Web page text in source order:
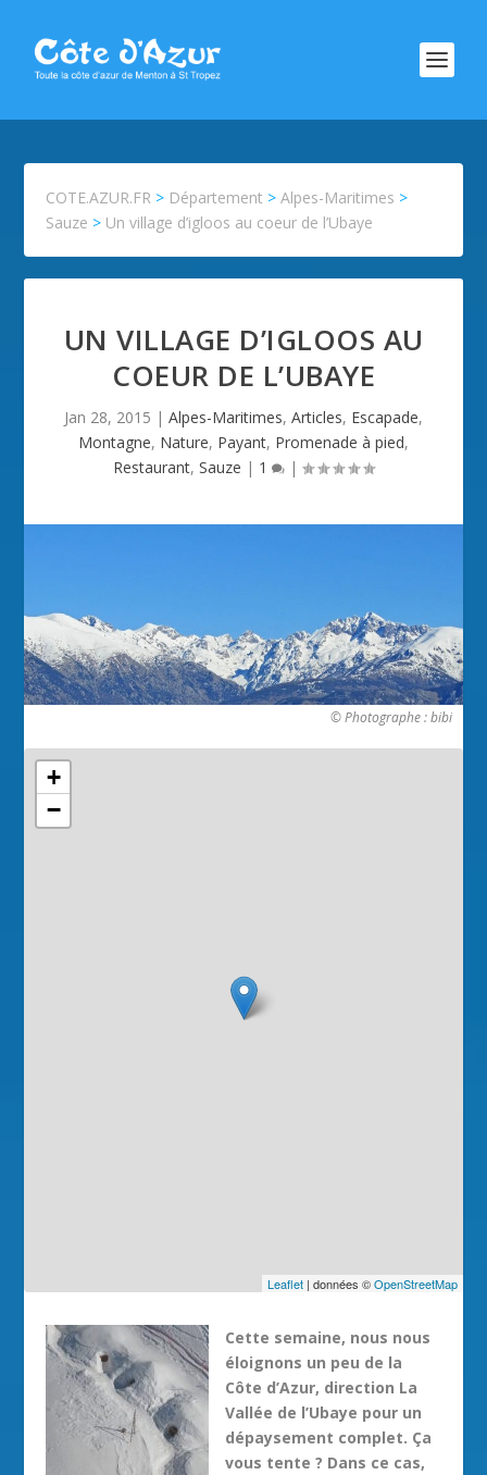
COTE.AZUR.FR > Département >Alpes-Maritimes >
Sauze > Un village d’igloos au coeur de l’Ubaye
UN VILLAGE D’IGLOOS AU
COEUR DE L’UBAYE
Jan 28, 2015 | Alpes-Maritimes, Articles, Escapade,
Montagne, Nature, Payant, Promenade à pied,
Restaurant, Sauze | 1 |
© Photographe : bibi
+
−
Leaflet| données ©OpenStreetMap
Cette semaine, nous nous
éloignons un peu de la
Côte d’Azur, direction La
Vallée de l’Ubaye pour un
dépaysement complet. Ça
vous tente ? Dans ce cas,